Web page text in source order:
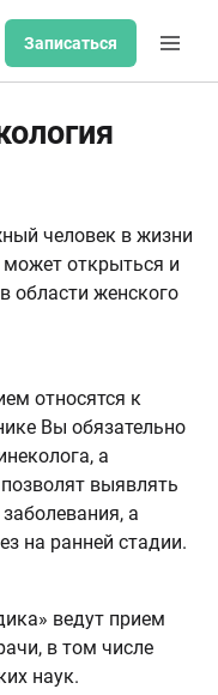
Записаться
человек в жизни
открыться и
области женского
относятся к
Вы обязательно
а
выявлять
а
на ранней стадии.
ведут прием
в том числе
наук.